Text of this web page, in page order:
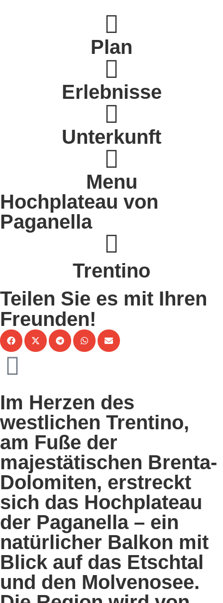
Plan
Erlebnisse
Unterkunft
Menu
Hochplateau von
Paganella
Trentino
Teilen Sie es mit Ihren
Freunden!
Im Herzen des
westlichen Trentino,
am Fuße der
majestätischen Brenta-
Dolomiten, erstreckt
sich das Hochplateau
der Paganella– ein
natürlicher Balkon mit
Blick auf das Etschtal
und den Molvenosee.